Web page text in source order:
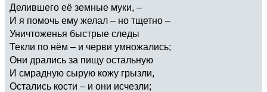
Делившего её земные муки, –
И я помочь ему желал – но тщетно –
Уничтоженья быстрые следы
Текли по нём – и черви умножались;
Они дрались за пищу остальную
И смрадную сырую кожу грызли,
Остались кости – и они исчезли;